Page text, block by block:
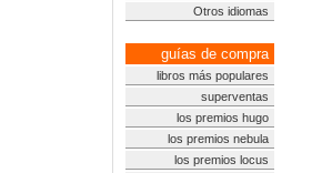
Otros idiomas
guías de compra
libros más populares
superventas
los premios hugo
los premios nebula
los premios locus